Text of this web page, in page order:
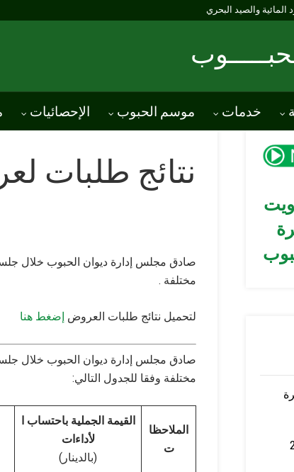
المائية والصيد البحري
خدمات موسم الحبوب الإحصائيات
نتائج طلبات
مختلفة .
لتحميل نتائج طلبات العروض إضغط هنا
مختلفة وفقا للجدول التالي:
الملاحظا
ت
القيمة الجملية باحتساب ا
لأداءات
(بالدينار)